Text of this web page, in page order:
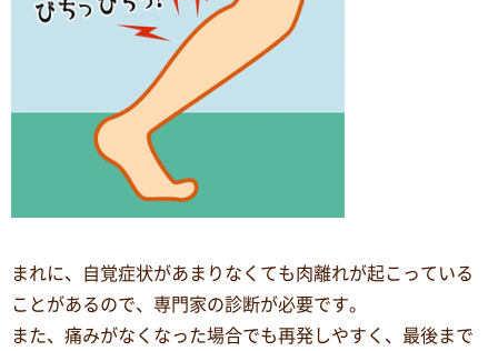
まれに、自覚症状があまりなくても肉離れが起こっている
ことがあるので、専門家の診断が必要です。
また、痛みがなくなった場合でも再発しやすく、最後まで